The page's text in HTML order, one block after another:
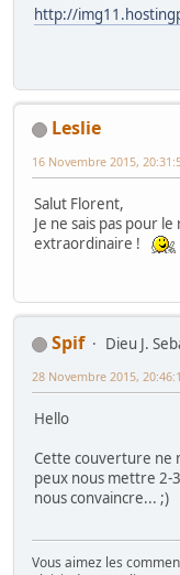
http://
Leslie
16 Novembre 2015,
Salut Florent,
Je ne sais pas pour
extraordinaire !
Spif
Dieu J.
28 Novembre 2015,
Hello
Cette couverture ne
peux nous mettre 2-
nous convaincre... ;)
Vous aimez les